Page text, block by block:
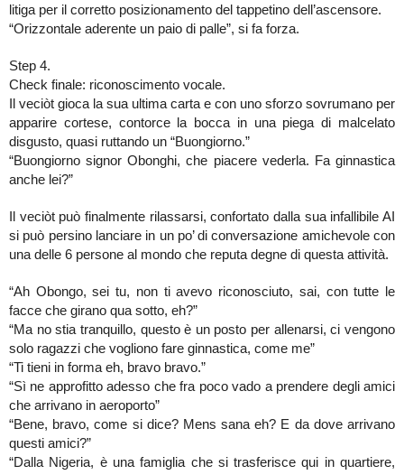
litiga per il corretto posizionamento del tappetino dell’ascensore.
“Orizzontale aderente un paio di palle”, si fa forza.
Step 4.
Check finale: riconoscimento vocale.
Il veciòt gioca la sua ultima carta e con uno sforzo sovrumano per
apparire cortese, contorce la bocca in una piega di malcelato
disgusto, quasi ruttando un “Buongiorno.”
“Buongiorno signor Obonghi, che piacere vederla. Fa ginnastica
anche lei?”
Il veciòt può finalmente rilassarsi, confortato dalla sua infallibile AI
si può persino lanciare in un po’ di conversazione amichevole con
una delle 6 persone al mondo che reputa degne di questa attività.
“Ah Obongo, sei tu, non ti avevo riconosciuto, sai, con tutte le
facce che girano qua sotto, eh?”
“Ma no stia tranquillo, questo è un posto per allenarsi, ci vengono
solo ragazzi che vogliono fare ginnastica, come me”
“Ti tieni in forma eh, bravo bravo.”
“Sì ne approfitto adesso che fra poco vado a prendere degli amici
che arrivano in aeroporto”
“Bene, bravo, come si dice? Mens sana eh? E da dove arrivano
questi amici?”
“Dalla Nigeria, è una famiglia che si trasferisce qui in quartiere,